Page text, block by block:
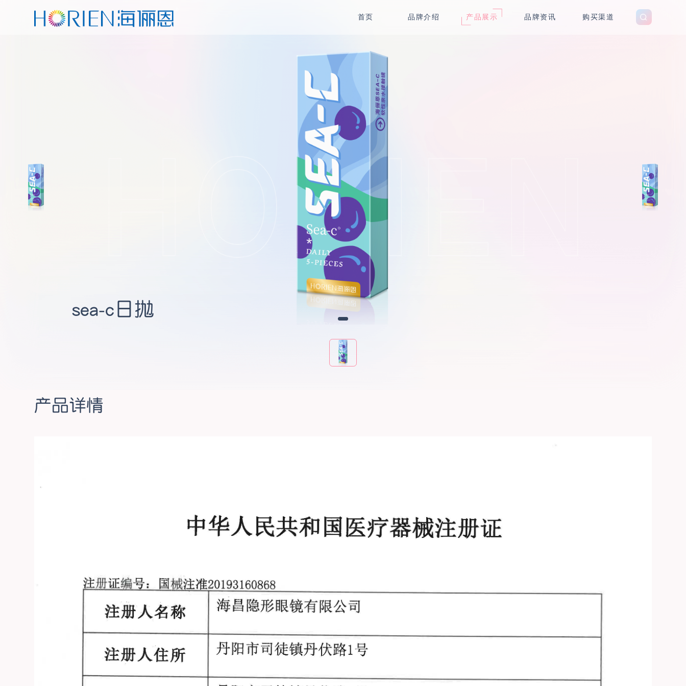
首页 品牌介绍 产品展示 品牌资讯 购买渠道
sea-c日抛
产品详情